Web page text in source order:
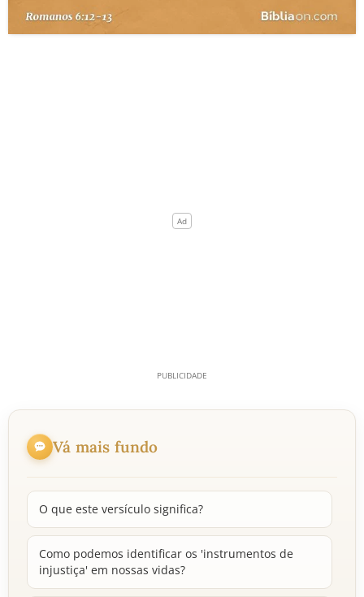
Vá mais fundo
O que este versículo significa?
Como podemos identificar os 'instrumentos de
injustiça' em nossas vidas?